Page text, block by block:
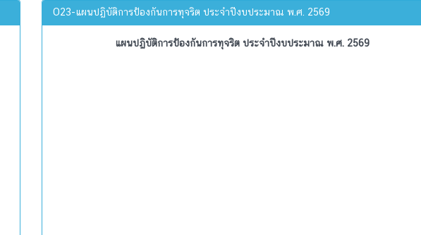
O23-แผนปฏิบัติการป้องกันการทุจริต ประจำปีงบประมาณ พ.ศ. 2569
แผนปฏิบัติการป้องกันการทุจริต ประจำปีงบประมาณ พ.ศ. 2569